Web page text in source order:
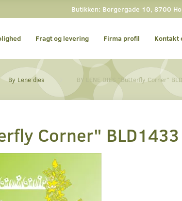
Butikken: Borgergade 10, 8700
Fragt og levering Firma profil Kontakt
By Lene dies BY LENE DIES "Butterfly Corner"
Corner" BLD1433